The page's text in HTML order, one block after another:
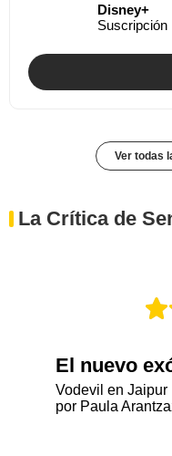
Disney+
Suscripción
Ver todas
La Crítica de
El nuevo
Vodevil en Jaipur
por Paula